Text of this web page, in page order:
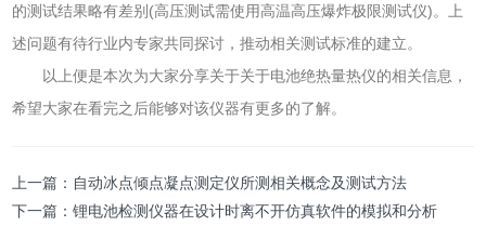
的测试结果略有差别(高压测试需使用高温高压爆炸极限测试仪)。上
述问题有待行业内专家共同探讨，推动相关测试标准的建立。
以上便是本次为大家分享关于关于电池绝热量热仪的相关信息，
希望大家在看完之后能够对该仪器有更多的了解。
上一篇： 自动冰点倾点凝点测定仪所测相关概念及测试方法
下一篇：锂电池检测仪器在设计时离不开仿真软件的模拟和分析